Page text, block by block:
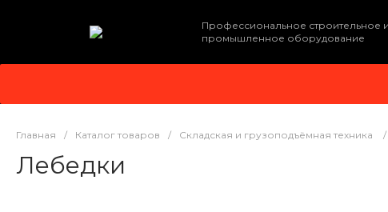
Профессиональное строительное и
промышленное оборудование
Главная / Каталог товаров / Складская и грузоподъёмная техника /
Лебедки